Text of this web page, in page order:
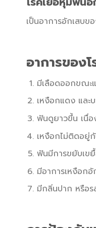
เป็นอาการอักเสบ
อาการของ
มีเลือดออกขณะ
เหงือกแดง และ
ฟันดูยาวขึ้น เนื่อ
เหงือกไม่ติดอยู่
ฟันมีการขยับเขยื้
มีอาการเหงือก
มีกลิ่นปาก หรือ